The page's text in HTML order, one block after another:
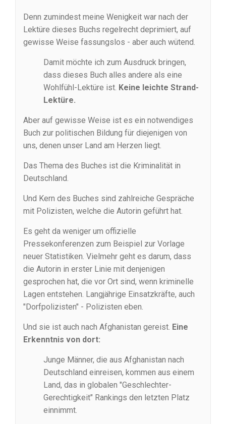
Denn zumindest meine Wenigkeit war nach der
Lektüre dieses Buchs regelrecht deprimiert, auf
gewisse Weise fassungslos - aber auch wütend.
Damit möchte ich zum Ausdruck bringen,
dass dieses Buch alles andere als eine
Wohlfühl-Lektüre ist. Keine leichte Strand-
Lektüre.
Aber auf gewisse Weise ist es ein notwendiges
Buch zur politischen Bildung für diejenigen von
uns, denen unser Land am Herzen liegt.
Das Thema des Buches ist die Kriminalität in
Deutschland.
Und Kern des Buches sind zahlreiche Gespräche
mit Polizisten, welche die Autorin geführt hat.
Es geht da weniger um offizielle
Pressekonferenzen zum Beispiel zur Vorlage
neuer Statistiken. Vielmehr geht es darum, dass
die Autorin in erster Linie mit denjenigen
gesprochen hat, die vor Ort sind, wenn kriminelle
Lagen entstehen. Langjährige Einsatzkräfte, auch
"Dorfpolizisten" - Polizisten eben.
Und sie ist auch nach Afghanistan gereist. Eine
Erkenntnis von dort:
Junge Männer, die aus Afghanistan nach
Deutschland einreisen, kommen aus einem
Land, das in globalen "Geschlechter-
Gerechtigkeit" Rankings den letzten Platz
einnimmt.